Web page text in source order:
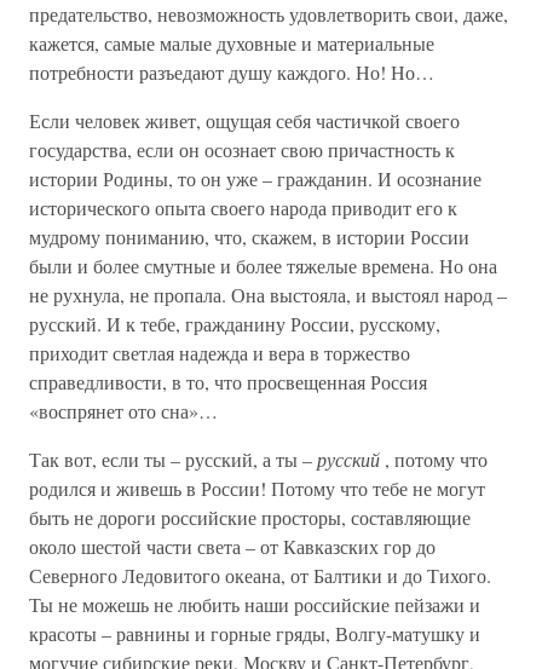
предательство, невозможность удовлетворить свои, даже,
кажется, самые малые духовные и материальные
потребности разъедают душу каждого. Но! Но…
Если человек живет, ощущая себя частичкой своего
государства, если он осознает свою причастность к
истории Родины, то он уже – гражданин. И осознание
исторического опыта своего народа приводит его к
мудрому пониманию, что, скажем, в истории России
были и более смутные и более тяжелые времена. Но она
не рухнула, не пропала. Она выстояла, и выстоял народ –
русский. И к тебе, гражданину России, русскому,
приходит светлая надежда и вера в торжество
справедливости, в то, что просвещенная Россия
«воспрянет ото сна»…
Так вот, если ты – русский, а ты –русский , потому что
родился и живешь в России! Потому что тебе не могут
быть не дороги российские просторы, составляющие
около шестой части света – от Кавказских гор до
Северного Ледовитого океана, от Балтики и до Тихого.
Ты не можешь не любить наши российские пейзажи и
красоты – равнины и горные гряды, Волгу-матушку и
могучие сибирские реки, Москву и Санкт-Петербург,